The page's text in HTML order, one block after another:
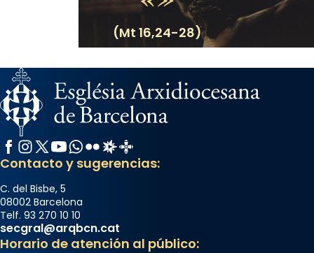
(Mt 16,24-28)
Facebook
Instagram
X / Twitter
YouTube
WhatsApp
FlickrRadio Estel
Catalunya Cristiana
Contacto y sugerencias:
C. del Bisbe, 5
08002 Barcelona
Telf. 93 270 10 10
secgral@arqbcn.cat
Horario de atención al público: